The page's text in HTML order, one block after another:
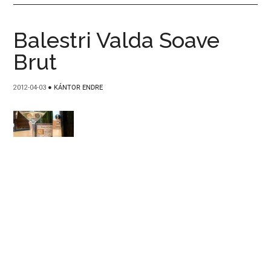
Balestri Valda Soave
Brut
2012-04-03 ● KÁNTOR ENDRE